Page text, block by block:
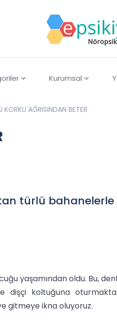
Kurumsal
KORKU AĞRISINDAN BETER
türlü bahanelerle
yaşamından oldu. Bu,
dişçi koltuğuna
gitmeye ikna oluyoruz.